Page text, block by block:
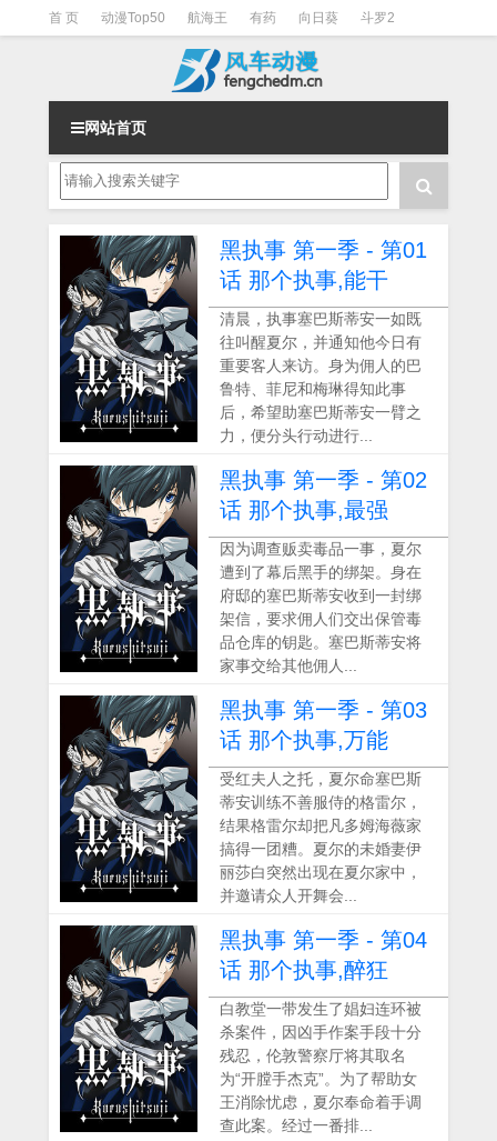
首 页 动漫Top50 航海王 有药 向日葵 斗罗2
一拳超人 柯南 阴阳师
网站首页
黑执事 第一季 - 第01
话 那个执事,能干
清晨，执事塞巴斯蒂安一如既
往叫醒夏尔，并通知他今日有
重要客人来访。身为佣人的巴
鲁特、菲尼和梅琳得知此事
后，希望助塞巴斯蒂安一臂之
力，便分头行动进行...
黑执事 第一季 - 第02
话 那个执事,最强
因为调查贩卖毒品一事，夏尔
遭到了幕后黑手的绑架。身在
府邸的塞巴斯蒂安收到一封绑
架信，要求佣人们交出保管毒
品仓库的钥匙。塞巴斯蒂安将
家事交给其他佣人...
黑执事 第一季 - 第03
话 那个执事,万能
受红夫人之托，夏尔命塞巴斯
蒂安训练不善服侍的格雷尔，
结果格雷尔却把凡多姆海薇家
搞得一团糟。夏尔的未婚妻伊
丽莎白突然出现在夏尔家中，
并邀请众人开舞会...
黑执事 第一季 - 第04
话 那个执事,醉狂
白教堂一带发生了娼妇连环被
杀案件，因凶手作案手段十分
残忍，伦敦警察厅将其取名
为“开膛手杰克”。为了帮助女
王消除忧虑，夏尔奉命着手调
查此案。经过一番排...